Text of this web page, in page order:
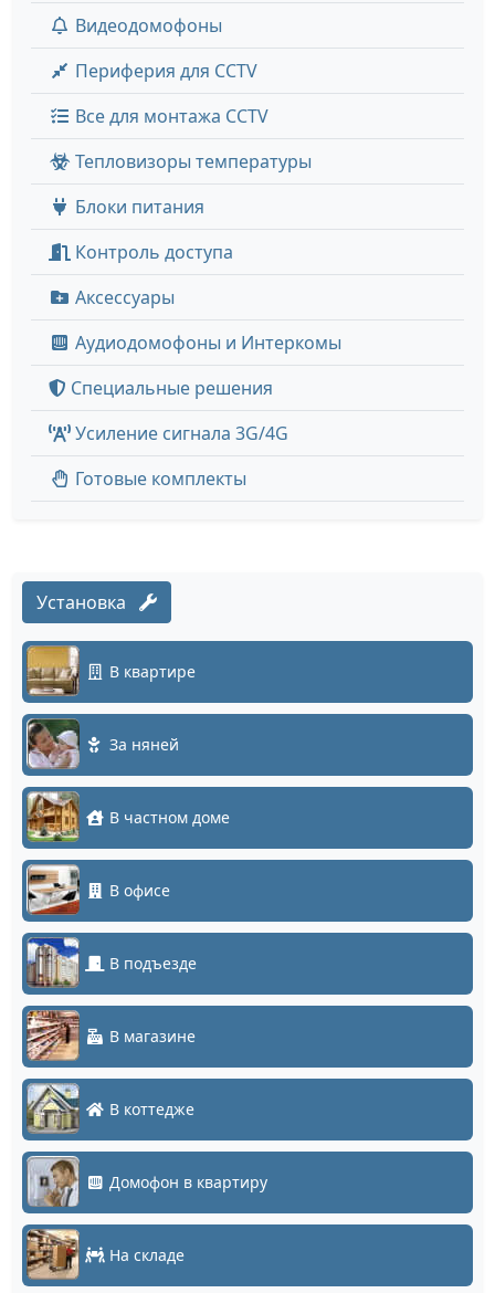
Видеодомофоны
Периферия для CCTV
Все для монтажа CCTV
Тепловизоры температуры
Блоки питания
Контроль доступа
Аксессуары
Аудиодомофоны и Интеркомы
Специальные решения
Усиление сигнала 3G/4G
Готовые комплекты
Установка
В квартире
За няней
В частном доме
В офисе
В подъезде
В магазине
В коттедже
Домофон в квартиру
На складе